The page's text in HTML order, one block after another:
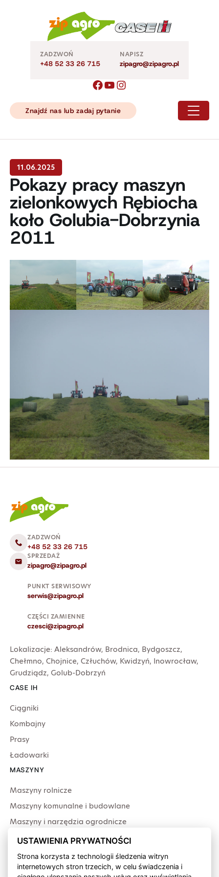
ZADZWOŃ
+48 52 33 26 715
NAPISZ
zipagro@zipagro.pl
Znajdź nas lub zadaj pytanie
11.06.2025
Pokazy pracy maszyn
zielonkowych Rębiocha
koło Golubia-Dobrzynia
2011
ZADZWOŃ
+48 52 33 26 715
SPRZEDAŻ
zipagro@zipagro.pl
PUNKT SERWISOWY
serwis@zipagro.pl
CZĘŚCI ZAMIENNE
czesci@zipagro.pl
Lokalizacje: Aleksandrów, Brodnica, Bydgoszcz,
Chełmno, Chojnice, Człuchów, Kwidzyń, Inowrocław,
Grudziądz, Golub-Dobrzyń
CASE IH
Ciągniki
Kombajny
Prasy
Ładowarki
MASZYNY
Maszyny rolnicze
Maszyny komunalne i budowlane
Maszyny i narzędzia ogrodnicze
Producenci
USŁUGI
Serwis
USTAWIENIA PRYWATNOŚCI
Strona korzysta z technologii śledzenia witryn
internetowych stron trzecich, w celu świadczenia i